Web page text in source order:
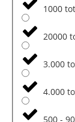
1000
20000
3.000
4.000
500 -